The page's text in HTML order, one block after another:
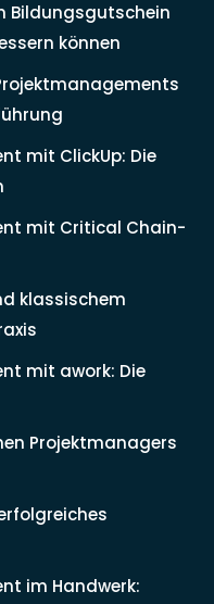
Bildungsgutschein
können
mit ClickUp: Die
mit Critical Chain-
klassischem
mit awork: Die
Projektmanagers
im Handwerk: